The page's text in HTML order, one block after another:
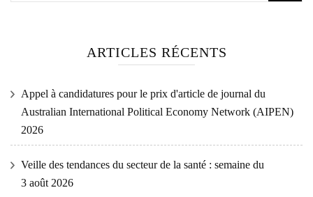
ARTICLES RÉCENTS
Appel à candidatures pour le prix d'article de journal du
Australian International Political Economy Network (AIPEN)
2026
Veille des tendances du secteur de la santé : semaine du
3 août 2026